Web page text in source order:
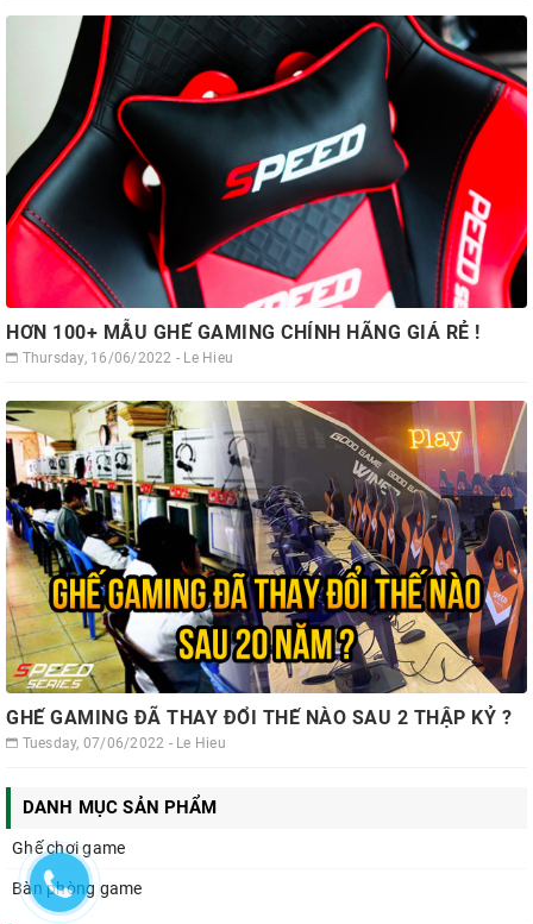
HƠN 100+ MẪU GHẾ GAMING CHÍNH HÃNG GIÁ RẺ !
Thursday, 16/06/2022 - Le Hieu
GHẾ GAMING ĐÃ THAY ĐỔI THẾ NÀO SAU 2 THẬP KỶ ?
Tuesday, 07/06/2022 - Le Hieu
DANH MỤC SẢN PHẨM
Ghế chơi game
Bàn phòng game